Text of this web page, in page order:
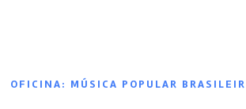
OFICINA: MÚSICA POPULAR